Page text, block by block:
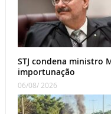
STJ condena ministro
importunação
06/08/ 2026